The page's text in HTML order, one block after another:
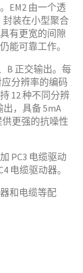
EM2 由一个透
封装在小型聚合
有更宽的间隙
能可靠工作。
B 正交输出。每
分辨率的编码
12 种不同分辨
出，具备 5mA
更强的抗噪性
PC3 电缆驱动
电缆驱动器。
和电缆等配